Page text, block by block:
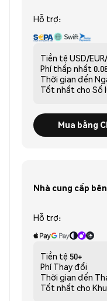
Hỗ trợ:
Tiền tệ USD/
Phí thấp nhất
Thời gian đến
Tốt nhất cho Số
Mua bằng
Nhà cung cấp
Hỗ trợ:
Tiền tệ 50+
Phí Thay đổi
Thời gian đến
Tốt nhất cho